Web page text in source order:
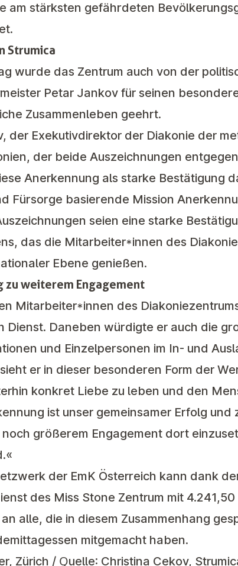
am stärksten gefährdeten
Strumica
wurde das Zentrum auch von der
Petar Jankov für seinen
Zusammenleben geehrt.
der Exekutivdirektor der Diakonie der
der beide Auszeichnungen
Anerkennung als starke Bestätigung
Fürsorge basierende Mission
seien eine starke
das die Mitarbeiter*innen des
Ebene genießen.
zu weiterem Engagement
Mitarbeiter*innen des
Dienst. Daneben würdigte er auch die
und Einzelpersonen im In- und
er in dieser besonderen Form der
konkret Liebe zu leben und den
ist unser gemeinsamer Erfolg und
größerem Engagement dort
der EmK Österreich kann dank
des Miss Stone Zentrum mit
alle, die in diesem Zusammenhang
mitgemacht haben.
Zürich / Quelle: Christina Cekov,